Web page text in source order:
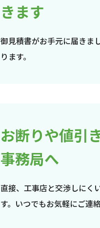
きます
御見積書がお手元に届きま
ります。
お断りや値引
事務局へ
直接、工事店と交渉しにく
す。いつでもお気軽にご連